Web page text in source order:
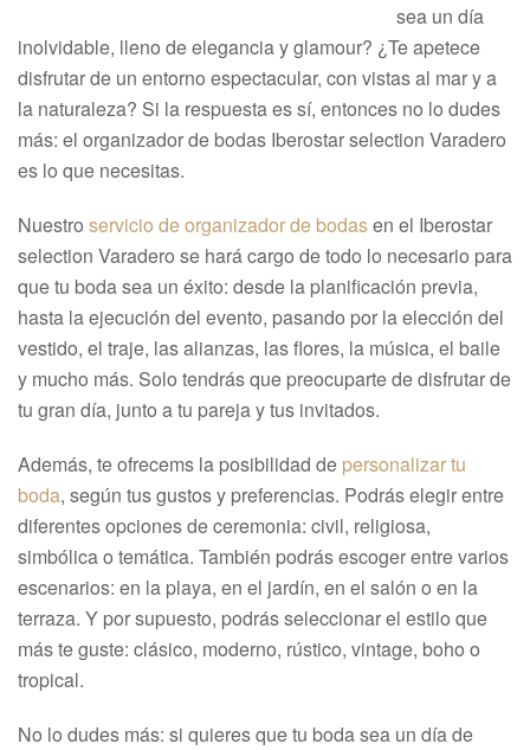
sea un día
inolvidable, lleno de elegancia y glamour? ¿Te apetece
disfrutar de un entorno espectacular, con vistas al mar y a
la naturaleza? Si la respuesta es sí, entonces no lo dudes
más: el organizador de bodas Iberostar selection Varadero
es lo que necesitas.
Nuestro servicio de organizador de bodasen el Iberostar
selection Varadero se hará cargo de todo lo necesario para
que tu boda sea un éxito: desde la planificación previa,
hasta la ejecución del evento, pasando por la elección del
vestido, el traje, las alianzas, las flores, la música, el baile
y mucho más. Solo tendrás que preocuparte de disfrutar de
tu gran día, junto a tu pareja y tus invitados.
Además, te ofrecems la posibilidad de personalizar tu
boda, según tus gustos y preferencias. Podrás elegir entre
diferentes opciones de ceremonia: civil, religiosa,
simbólica o temática. También podrás escoger entre varios
escenarios: en la playa, en el jardín, en el salón o en la
terraza. Y por supuesto, podrás seleccionar el estilo que
más te guste: clásico, moderno, rústico, vintage, boho o
tropical.
No lo dudes más: si quieres que tu boda sea un día de